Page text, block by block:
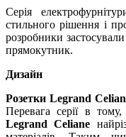
Серія
стильного рішення і
розробники
прямокутник.
Дизайн
Розетки Legrand
Перевага серії в
Legrand Celiane